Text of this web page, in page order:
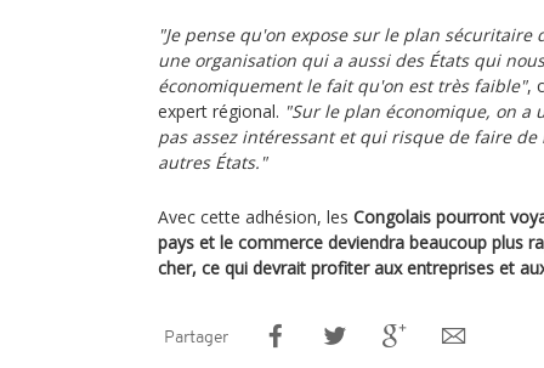
"Je pense qu'on expose sur le plan
une organisation qui a aussi des États qui
économiquement le fait qu'on est très faible",
expert régional. "Sur le plan économique, on
pas assez intéressant et qui risque de faire
autres États."
Avec cette adhésion, les Congolais pourront
pays et le commerce deviendra beaucoup plus
cher, ce qui devrait profiter aux entreprises et
Partager